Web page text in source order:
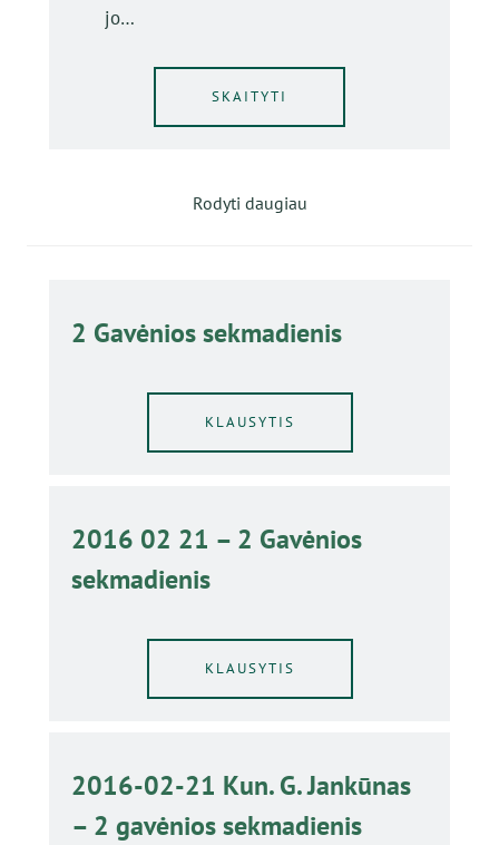
jo…
SKAITYTI
Rodyti daugiau
2 Gavėnios sekmadienis
KLAUSYTIS
2016 02 21 – 2 Gavėnios
sekmadienis
KLAUSYTIS
2016-02-21 Kun. G. Jankūnas
– 2 gavėnios sekmadienis